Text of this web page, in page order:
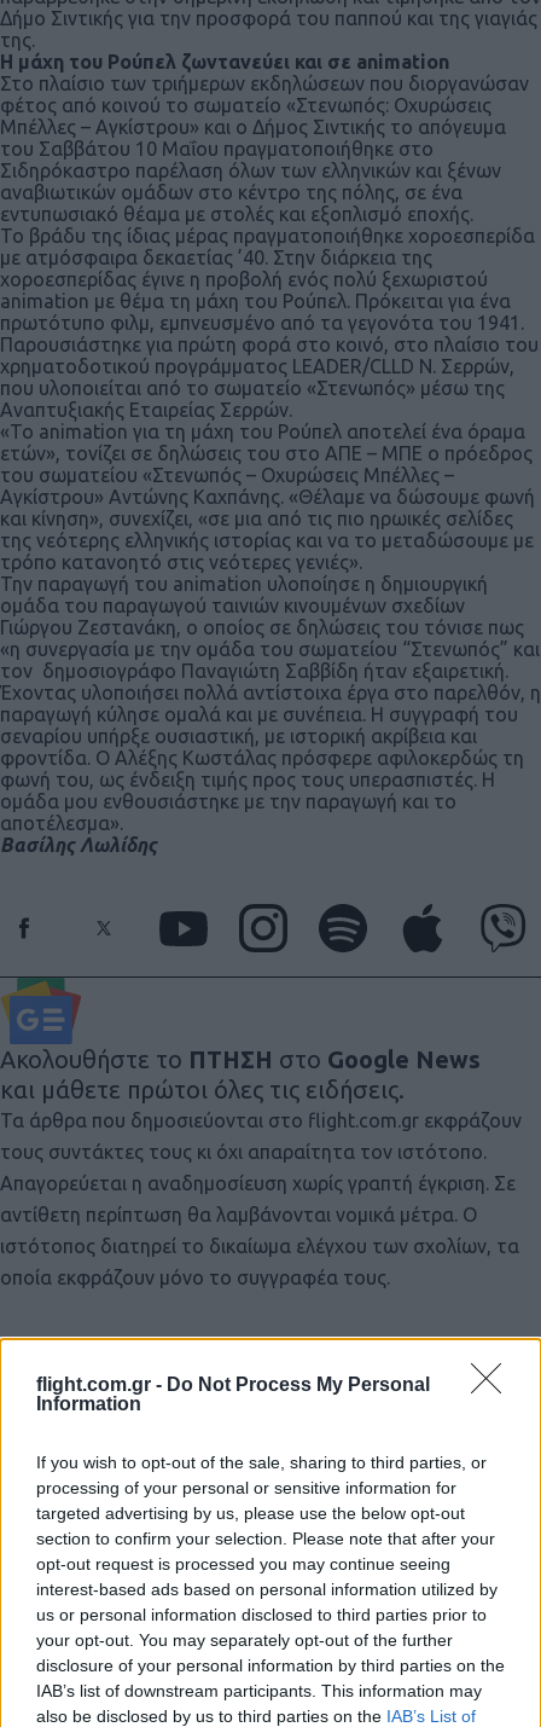
flight.com.gr - Do Not Process My Personal
Information
If you wish to opt-out of the sale, sharing to third parties, or
processing of your personal or sensitive information for
targeted advertising by us, please use the below opt-out
section to confirm your selection. Please note that after your
opt-out request is processed you may continue seeing
interest-based ads based on personal information utilized by
us or personal information disclosed to third parties prior to
your opt-out. You may separately opt-out of the further
disclosure of your personal information by third parties on the
IAB’s list of downstream participants. This information may
also be disclosed by us to third parties on the IAB’s List of
Δήμο Σιντικής για την προσφορά του παππού και της γιαγιάς
της.
Η μάχη του Ρούπελ ζωντανεύει και σε animation
Στο πλαίσιο των τριήμερων εκδηλώσεων που διοργανώσαν
φέτος από κοινού το σωματείο «Στενωπός: Οχυρώσεις
Μπέλλες – Αγκίστρου» και ο Δήμος Σιντικής το απόγευμα
του Σαββάτου 10 Μαΐου πραγματοποιήθηκε στο
Σιδηρόκαστρο παρέλαση όλων των ελληνικών και ξένων
αναβιωτικών ομάδων στο κέντρο της πόλης, σε ένα
εντυπωσιακό θέαμα με στολές και εξοπλισμό εποχής.
Το βράδυ της ίδιας μέρας πραγματοποιήθηκε χοροεσπερίδα
με ατμόσφαιρα δεκαετίας ’40. Στην διάρκεια της
χοροεσπερίδας έγινε η προβολή ενός πολύ ξεχωριστού
animation με θέμα τη μάχη του Ρούπελ. Πρόκειται για ένα
πρωτότυπο φιλμ, εμπνευσμένο από τα γεγονότα του 1941.
Παρουσιάστηκε για πρώτη φορά στο κοινό, στο πλαίσιο του
χρηματοδοτικού προγράμματος LEADER/CLLD Ν. Σερρών,
που υλοποιείται από το σωματείο «Στενωπός» μέσω της
Αναπτυξιακής Εταιρείας Σερρών.
«Το animation για τη μάχη του Ρούπελ αποτελεί ένα όραμα
ετών», τονίζει σε δηλώσεις του στο ΑΠΕ – ΜΠΕ ο πρόεδρος
του σωματείου «Στενωπός – Οχυρώσεις Μπέλλες –
Αγκίστρου» Αντώνης Καχπάνης. «Θέλαμε να δώσουμε φωνή
και κίνηση», συνεχίζει, «σε μια από τις πιο ηρωικές σελίδες
της νεότερης ελληνικής ιστορίας και να το μεταδώσουμε με
τρόπο κατανοητό στις νεότερες γενιές».
Την παραγωγή του animation υλοποίησε η δημιουργική
ομάδα του παραγωγού ταινιών κινουμένων σχεδίων
Γιώργου Ζεστανάκη, ο οποίος σε δηλώσεις του τόνισε πως
«η συνεργασία με την ομάδα του σωματείου “Στενωπός” και
τον δημοσιογράφο Παναγιώτη Σαββίδη ήταν εξαιρετική.
Έχοντας υλοποιήσει πολλά αντίστοιχα έργα στο παρελθόν, η
παραγωγή κύλησε ομαλά και με συνέπεια. Η συγγραφή του
σεναρίου υπήρξε ουσιαστική, με ιστορική ακρίβεια και
φροντίδα. Ο Αλέξης Κωστάλας πρόσφερε αφιλοκερδώς τη
φωνή του, ως ένδειξη τιμής προς τους υπερασπιστές. Η
ομάδα μου ενθουσιάστηκε με την παραγωγή και το
αποτέλεσμα».
Βασίλης Λωλίδης
Ακολουθήστε το ΠΤΗΣΗ στο Google News
και μάθετε πρώτοι όλες τις ειδήσεις.
Τα άρθρα που δημοσιεύονται στο flight.com.gr εκφράζουν
τους συντάκτες τους κι όχι απαραίτητα τον ιστότοπο.
Απαγορεύεται η αναδημοσίευση χωρίς γραπτή έγκριση. Σε
αντίθετη περίπτωση θα λαμβάνονται νομικά μέτρα. Ο
ιστότοπος διατηρεί το δικαίωμα ελέγχου των σχολίων, τα
οποία εκφράζουν μόνο το συγγραφέα τους.